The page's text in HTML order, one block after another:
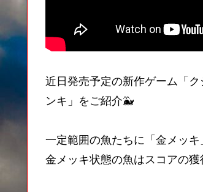
近日発売予定の新作ゲーム「
ンキ」をご紹介🐳
一定範囲の魚たちに「金メッキ
金メッキ状態の魚はスコアの獲